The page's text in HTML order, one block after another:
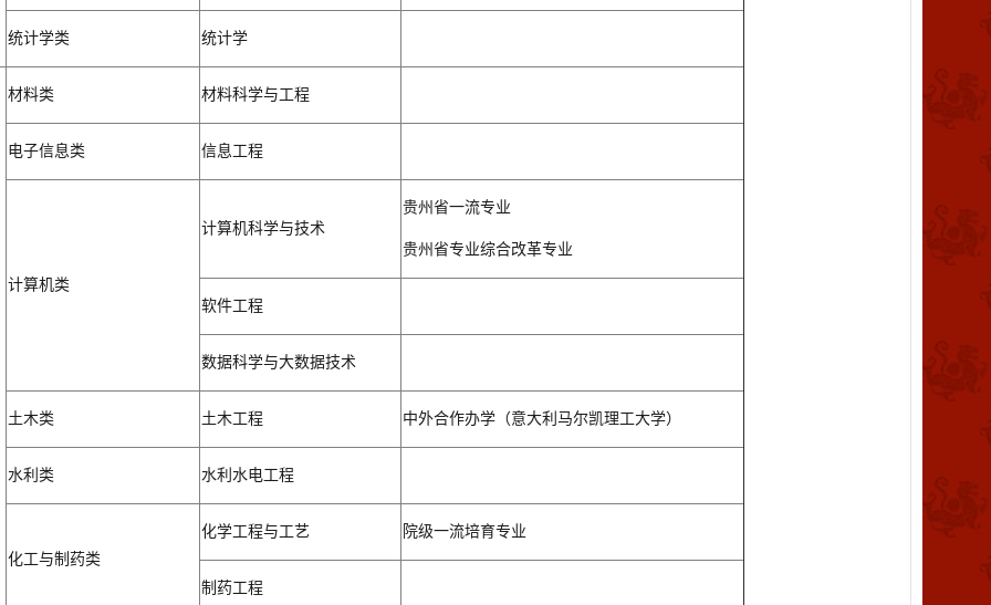
统计学类 统计学
材料类 材料科学与工程
电子信息类 信息工程
计算机类
计算机科学与技术
贵州省一流专业
贵州省专业综合改革专业
软件工程
数据科学与大数据技术
土木类 土木工程 中外合作办学（意大利马尔凯理工大学）
水利类 水利水电工程
化工与制药类
化学工程与工艺 院级一流培育专业
制药工程